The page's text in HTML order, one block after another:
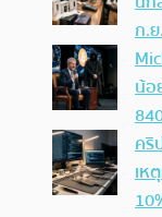
ก.
น้อ
คริ
เห